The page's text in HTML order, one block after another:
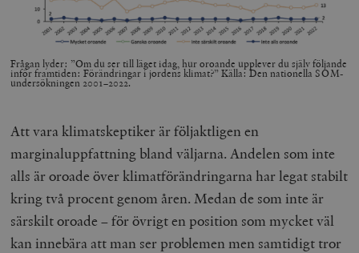
Frågan lyder: ”Om du ser till läget idag, hur oroande upplever du själv följande
inför framtiden: Förändringar i jordens klimat?” Källa: Den nationella SOM-
undersökningen 2001–2022.
Att vara klimatskeptiker är följaktligen en
marginaluppfattning bland väljarna. Andelen som inte
alls är oroade över klimatförändringarna har legat stabilt
kring två procent genom åren. Medan de som inte är
särskilt oroade – för övrigt en position som mycket väl
kan innebära att man ser problemen men samtidigt tror